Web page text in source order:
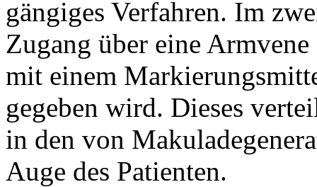
gängiges Verfahren. Im
Zugang über eine
mit einem
gegeben wird. Dieses
in den von
Auge des Patienten.